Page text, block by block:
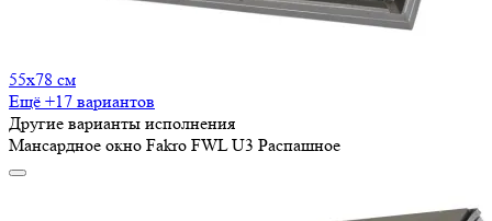
55x78 см
Ещё +17 вариантов
Другие варианты исполнения
Мансардное окно Fakro FWL U3 Распашное